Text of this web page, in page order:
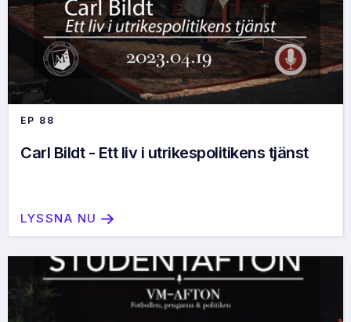
EP 88
Carl Bildt - Ett liv i utrikespolitikens tjänst
LYSSNA NU